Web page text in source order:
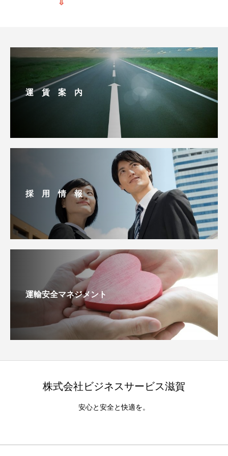
運 賃 案 内
採 用 情 報
運輸安全マネジメント
株式会社ビジネスサービス滋賀
安心と安全と快適を。